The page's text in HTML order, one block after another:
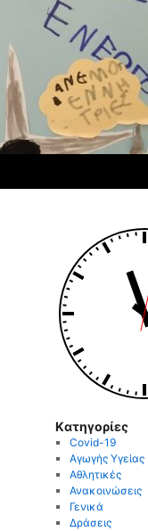
Kατηγορίες
Covid-19
Αγωγής Υγείας
Αθλητικές
Ανακοινώσεις
Γενικά
Δράσεις